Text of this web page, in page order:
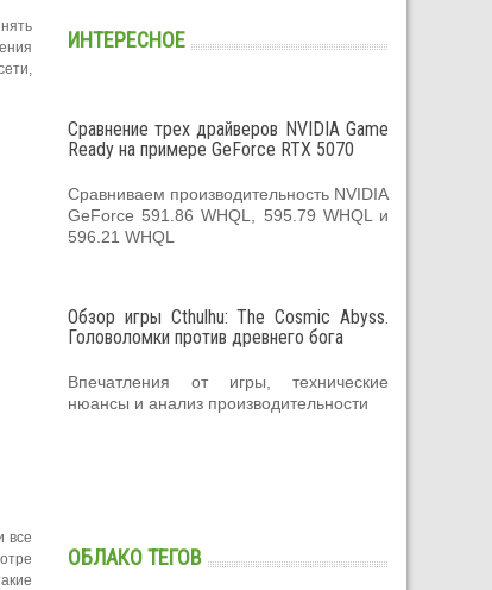
все
ИНТЕРЕСНОЕ
Сравнение трех драйверов NVIDIA Game
Ready на примере GeForce RTX 5070
Сравниваем производительность NVIDIA
GeForce 591.86 WHQL, 595.79 WHQL и
596.21 WHQL
Обзор игры Cthulhu: The Cosmic Abyss.
Головоломки против древнего бога
Впечатления от игры, технические
нюансы и анализ производительности
ОБЛАКО ТЕГОВ